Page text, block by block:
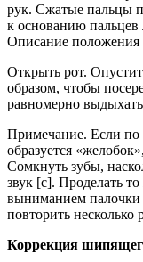
рук. Сжатые пальцы
к основанию пальцев
Описание положения
Открыть рот.
образом, чтобы
равномерно
Примечание. Если по
образуется
Сомкнуть зубы,
звук [с]. Проделать
выниманием палочки
повторить несколько
Коррекция